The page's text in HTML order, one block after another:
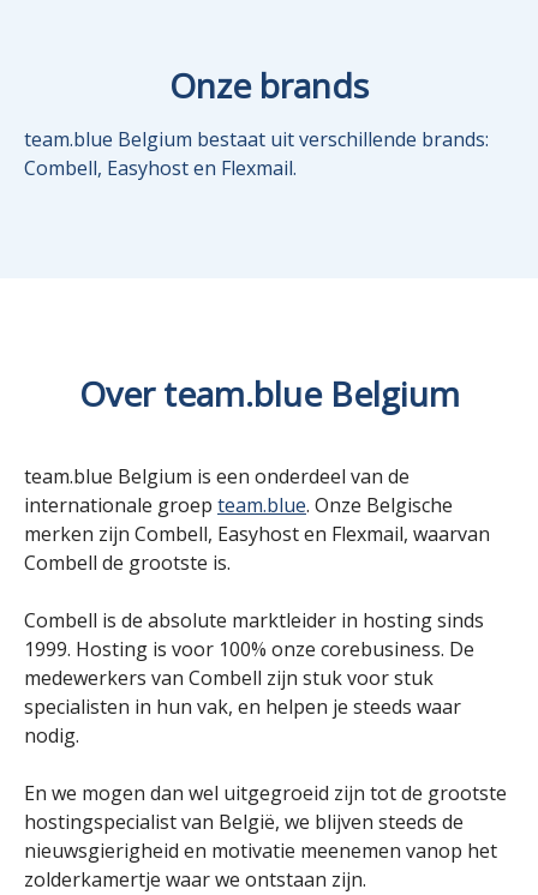
Onze brands
team.blue Belgium bestaat uit verschillende brands:
Combell, Easyhost en Flexmail.
Over team.blue Belgium
team.blue Belgium is een onderdeel van de
internationale groep team.blue. Onze Belgische
merken zijn Combell, Easyhost en Flexmail, waarvan
Combell de grootste is.
Combell is de absolute marktleider in hosting sinds
1999. Hosting is voor 100% onze corebusiness. De
medewerkers van Combell zijn stuk voor stuk
specialisten in hun vak, en helpen je steeds waar
nodig.
En we mogen dan wel uitgegroeid zijn tot de grootste
hostingspecialist van België, we blijven steeds de
nieuwsgierigheid en motivatie meenemen vanop het
zolderkamertje waar we ontstaan zijn.